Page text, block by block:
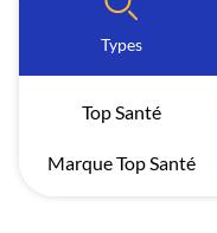
Types
Top Santé
Marque Top Santé